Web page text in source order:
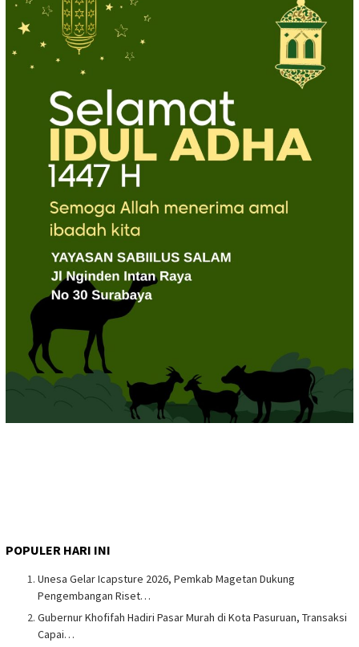
POPULER HARI INI
Unesa Gelar Icapsture 2026, Pemkab Magetan Dukung
Pengembangan Riset…
Gubernur Khofifah Hadiri Pasar Murah di Kota Pasuruan, Transaksi
Capai…